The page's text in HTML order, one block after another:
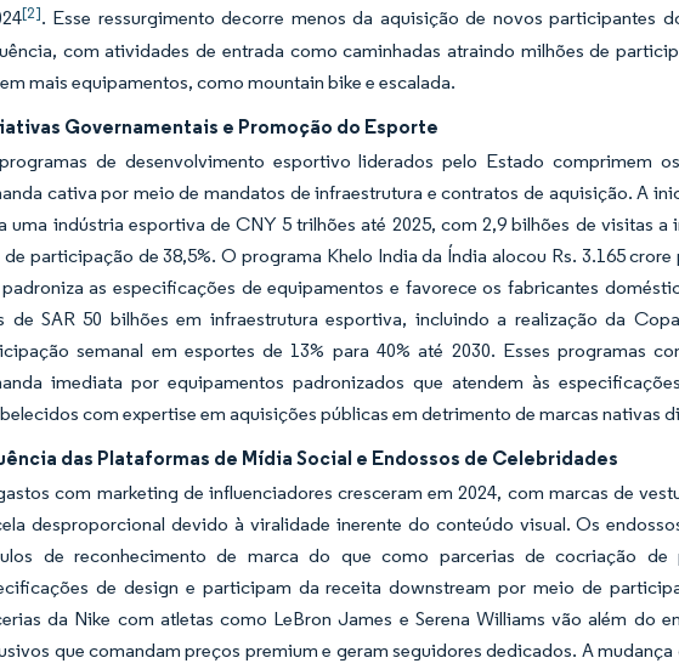
[2]. Esse ressurgimento decorre menos da aquisição de novos participantes
com atividades de entrada como caminhadas atraindo milhões de
mais equipamentos, como mountain bike e escalada.
Governamentais e Promoção do Esporte
de desenvolvimento esportivo liderados pelo Estado comprimem
cativa por meio de mandatos de infraestrutura e contratos de aquisição. A
uma indústria esportiva de CNY 5 trilhões até 2025, com 2,9 bilhões de visitas a
de participação de 38,5%. O programa Khelo India da Índia alocou Rs. 3.165
as especificações de equipamentos e favorece os fabricantes
de SAR 50 bilhões em infraestrutura esportiva, incluindo a realização da
semanal em esportes de 13% para 40% até 2030. Esses programas
imediata por equipamentos padronizados que atendem às
com expertise em aquisições públicas em detrimento de marcas nativas
das Plataformas de Mídia Social e Endossos de Celebridades
com marketing de influenciadores cresceram em 2024, com marcas de
desproporcional devido à viralidade inerente do conteúdo visual. Os
de reconhecimento de marca do que como parcerias de cocriação
de design e participam da receita downstream por meio de
da Nike com atletas como LeBron James e Serena Williams vão além do
que comandam preços premium e geram seguidores dedicados. A